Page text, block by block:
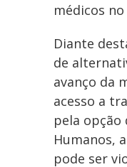
médicos
Diante
de
avanço da
acesso a
pela
Humanos,
pode ser